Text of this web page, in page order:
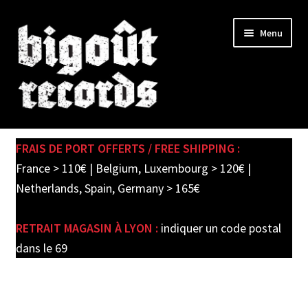
Skip
to
navigation
Skip
to
content
Menu
SHOP
child
PRE-ORDERS
FRAIS DE PORT OFFERTS / FREE SHIPPING :
France > 110€ | Belgium, Luxembourg > 120€ |
Netherlands, Spain, Germany > 165€
RETRAIT MAGASIN À LYON : indiquer un code postal
dans le 69